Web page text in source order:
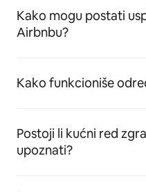
Kako mogu postati
Airbnbu?
Kako funkcioniše
Postoji li kućni red
upoznati?